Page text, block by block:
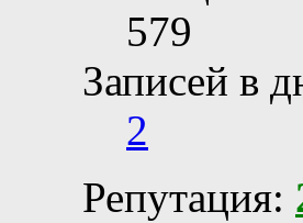
579
Записей в
2
Репутация: